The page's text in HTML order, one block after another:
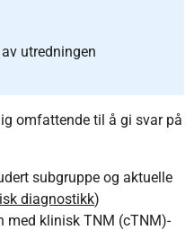
utredningen
omfattende til å gi svar på
subgruppe og aktuelle
diagnostikk)
med klinisk TNM (cTNM)-